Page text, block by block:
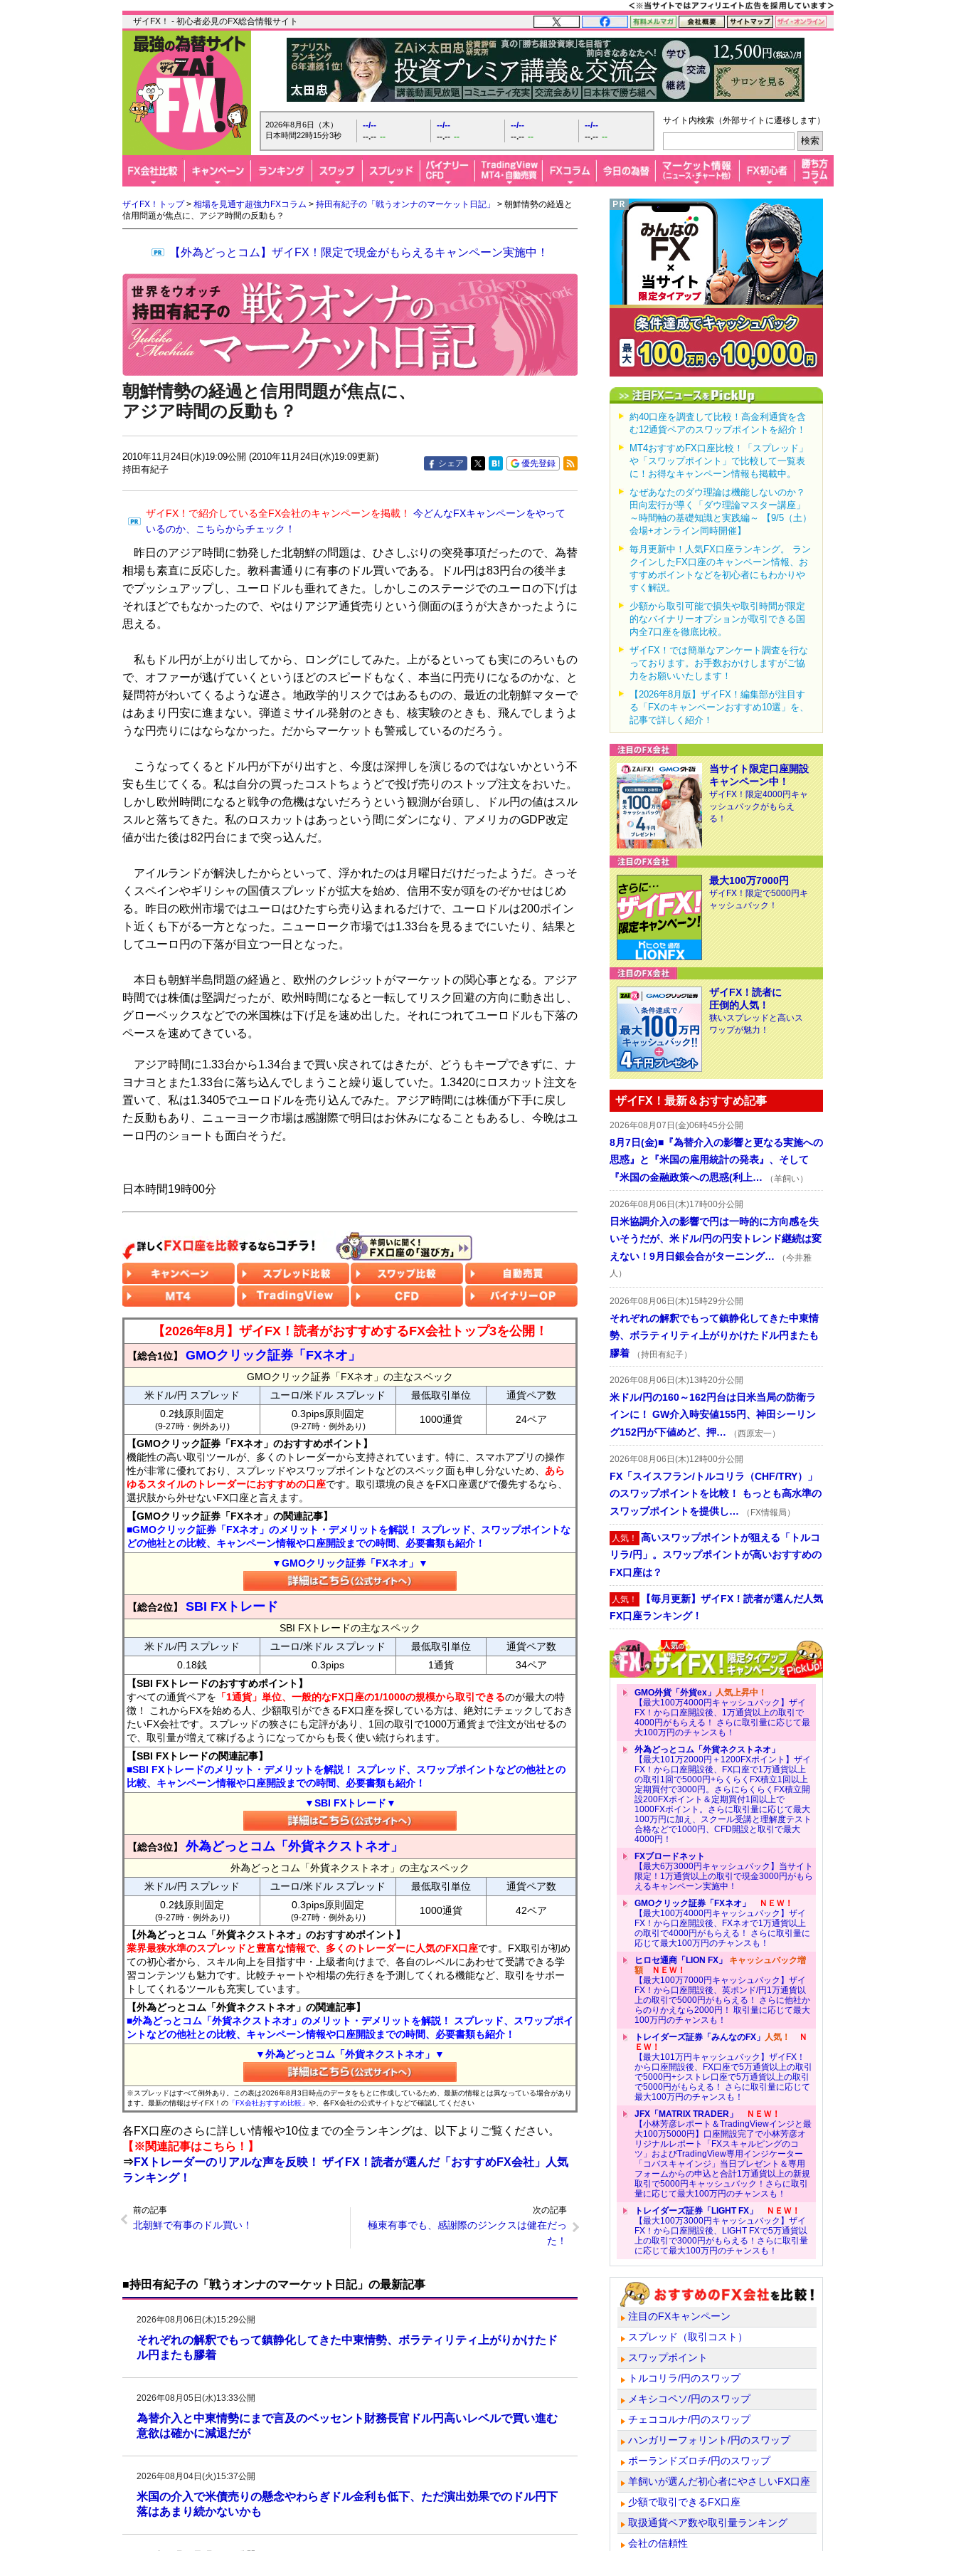
ザイFX！ - 初心者必見のFX総合情報サイト
2026年8月6日（木）
日本時間22時15分5秒
--/--
--.-- --
--/--
--.-- --
--/--
--.-- --
--/--
--.-- --
サイト内検索（外部サイトに遷移します）
ザイFX！トップ> 相場を見通す超強力FXコラム > 持田有紀子の「戦うオンナのマーケット日記」
> 朝鮮情勢の経過と
信用問題が焦点に、アジア時間の反動も？
【外為どっとコム】ザイFX！限定で現金がもらえるキャンペーン実施中！
朝鮮情勢の経過と信用問題が焦点に、
アジア時間の反動も？
2010年11月24日(水)19:09公開 (2010年11月24日(水)19:09更新)
持田有紀子
シェア 優先登録
ザイFX！で紹介している全FX会社のキャンペーンを掲載！
今どんなFXキャンペーンをやって
いるのか、こちらからチェック！
昨日のアジア時間に勃発した北朝鮮の問題は、ひさしぶりの突発事項だったので、為替
相場も素直に反応した。教科書通りに有事のドル買いである。ドル円は83円台の後半ま
でプッシュアップし、ユーロドルも垂れてきた。しかしこのステージでのユーロの下げは
それほどでもなかったので、やはりアジア通貨売りという側面のほうが大きかったように
思える。
私もドル円が上がり出してから、ロングにしてみた。上がるといっても実にのろいもの
で、オファーが逃げていくというほどのスピードもなく、本当に円売りになるのかな、と
疑問符がわいてくるような遅さ。地政学的リスクではあるものの、最近の北朝鮮マターで
はあまり円安に進まない。弾道ミサイル発射のときも、核実験のときも、飛んでしまうよ
うな円売りにはならなかった。だからマーケットも警戒しているのだろう。
こうなってくるとドル円が下がり出すと、今度は深押しを演じるのではないかという不
安も生じてくる。私は自分の買ったコストちょうどで投げ売りのストップ注文をおいた。
しかし欧州時間になると戦争の危機はないだろうという観測が台頭し、ドル円の値はスル
スルと落ちてきた。私のロスカットはあっという間にダンになり、アメリカのGDP改定
値が出た後は82円台にまで突っ込んだ。
アイルランドが解決したからといって、浮かれたのは月曜日だけだったようだ。さっそ
くスペインやギリシャの国債スプレッドが拡大を始め、信用不安が頭をのぞかせはじめ
る。昨日の欧州市場ではユーロはひたすら売り込まれるだけで、ユーロドルは200ポイン
ト近くも下がる一方となった。ニューローク市場では1.33台を見るまでにいたり、結果と
してユーロ円の下落が目立つ一日となった。
本日も朝鮮半島問題の経過と、欧州のクレジットがマーケットの関心事となる。アジア
時間では株価は堅調だったが、欧州時間になると一転してリスク回避の方向に動き出し、
グローベックスなどでの米国株は下げ足を速め出した。それにつれてユーロドルも下落の
ペースを速めてきている。
アジア時間に1.33台から1.34台まで買い戻されてはきたが、どうもキープできずに、ナ
ヨナヨとまた1.33台に落ち込んでしまうこと繰り返していた。1.3420にロスカット注文を
置いて、私は1.3405でユーロドルを売り込んでみた。アジア時間には株価が下手に戻し
た反動もあり、ニューヨーク市場は感謝際で明日はお休みになることもあるし、今晩はユ
ーロ円のショートも面白そうだ。
日本時間19時00分
【2026年8月】ザイFX！読者がおすすめするFX会社トップ3を公開！
【総合1位】 GMOクリック証券「FXネオ」
GMOクリック証券「FXネオ」の主なスペック
米ドル/円 スプレッド
ユーロ/米ドル スプレッド 最低取引単位
通貨ペア数
0.2銭原則固定
(9-27時・例外あり)
0.3pips原則固定
(9-27時・例外あり)
1000通貨 24ペア
【GMOクリック証券「FXネオ」のおすすめポイント】
機能性の高い取引ツールが、多くのトレーダーから支持されています。特に、スマホアプリの操作
性が非常に優れており、スプレッドやスワップポイントなどのスペック面も申し分ないため、 あら
ゆるスタイルのトレーダーにおすすめの口座です。取引環境の良さをFX口座選びで優先するなら、
選択肢から外せないFX口座と言えます。
【GMOクリック証券「FXネオ」の関連記事】
■GMOクリック証券「FXネオ」のメリット・デメリットを解説！ スプレッド、スワップポイントな
どの他社との比較、キャンペーン情報や口座開設までの時間、必要書類も紹介！
▼GMOクリック証券「FXネオ」▼
【総合2位】 SBI FXトレード
SBI FXトレードの主なスペック
米ドル/円 スプレッド
ユーロ/米ドル スプレッド 最低取引単位
通貨ペア数
0.18銭
0.3pips 1通貨
34ペア
【SBI FXトレードのおすすめポイント】
すべての通貨ペアを 「1通貨」単位、一般的なFX口座の1/1000の規模から取引できるのが最大の特
徴！ これからFXを始める人、少額取引ができるFX口座を探している方は、絶対にチェックしておき
たいFX会社です。スプレッドの狭さにも定評があり、1回の取引で1000万通貨まで注文が出せるの
で、取引量が増えて稼げるようになってからも長く使い続けられます。
【SBI FXトレードの関連記事】
■SBI FXトレードのメリット・デメリットを解説！ スプレッド、スワップポイントなどの他社との
比較、キャンペーン情報や口座開設までの時間、必要書類も紹介！
▼SBI FXトレード▼
【総合3位】 外為どっとコム「外貨ネクストネオ」
外為どっとコム「外貨ネクストネオ」の主なスペック
米ドル/円 スプレッド
ユーロ/米ドル スプレッド 最低取引単位
通貨ペア数
0.2銭原則固定
(9-27時・例外あり)
0.3pips原則固定
(9-27時・例外あり)
1000通貨 42ペア
【外為どっとコム「外貨ネクストネオ」のおすすめポイント】
業界最狭水準のスプレッドと豊富な情報で、多くのトレーダーに人気のFX口座です。FX取引が初め
ての初心者から、スキル向上を目指す中・上級者向けまで、各自のレベルにあわせて受講できる学
習コンテンツも魅力です。比較チャートや相場の先行きを予測してくれる機能など、取引をサポー
トしてくれるツールも充実しています。
【外為どっとコム「外貨ネクストネオ」の関連記事】
■外為どっとコム「外貨ネクストネオ」のメリット・デメリットを解説！ スプレッド、スワップポイ
ントなどの他社との比較、キャンペーン情報や口座開設までの時間、必要書類も紹介！
▼外為どっとコム「外貨ネクストネオ」▼
※スプレッドはすべて例外あり。この表は2026年8月3日時点のデータをもとに作成しているため、最新の情報とは異なっている場合があり
ます。最新の情報はザイFX！の 「FX会社おすすめ比較」 や、各FX会社の公式サイトなどで確認してください
各FX口座のさらに詳しい情報や10位までの全ランキングは、以下よりご覧ください。
【※関連記事はこちら！】
⇒FXトレーダーのリアルな声を反映！ ザイFX！読者が選んだ「おすすめFX会社」人気
ランキング！
前の記事
北朝鮮で有事のドル買い！
次の記事
極東有事でも、感謝際のジンクスは健在だっ
た！
■持田有紀子の「戦うオンナのマーケット日記」の最新記事
2026年08月06日(木)15:29公開
それぞれの解釈でもって鎮静化してきた中東情勢、ボラティリティ上がりかけたド
ル円またも膠着
2026年08月05日(水)13:33公開
為替介入と中東情勢にまで言及のベッセント財務長官ドル円高いレベルで買い進む
意欲は確かに減退だが
2026年08月04日(火)15:37公開
米国の介入で米債売りの懸念やわらぎドル金利も低下、ただ演出効果でのドル円下
落はあまり続かないかも
約40口座を調査して比較！高金利通貨を含
む12通貨ペアのスワップポイントを紹介！
MT4おすすめFX口座比較！「スプレッド」
や「スワップポイント」で比較して一覧表
に！お得なキャンペーン情報も掲載中。
なぜあなたのダウ理論は機能しないのか？
田向宏行が導く「ダウ理論マスター講座」
～時間軸の基礎知識と実践編～ 【9/5（土）
会場+オンライン同時開催】
毎月更新中！人気FX口座ランキング。 ラン
クインしたFX口座のキャンペーン情報、お
すすめポイントなどを初心者にもわかりや
すく解説。
少額から取引可能で損失や取引時間が限定
的なバイナリーオプションが取引できる国
内全7口座を徹底比較。
ザイFX！では簡単なアンケート調査を行な
っております。お手数おかけしますがご協
力をお願いいたします！
【2026年8月版】ザイFX！編集部が注目す
る「FXのキャンペーンおすすめ10選」を、
記事で詳しく紹介！
当サイト限定口座開設
キャンペーン中！
ザイFX！限定4000円キャ
ッシュバックがもらえ
る！
最大100万7000円
ザイFX！限定で5000円キ
ャッシュバック！
ザイFX！読者に
圧倒的人気！
狭いスプレッドと高いス
ワップが魅力！
ザイFX！最新＆おすすめ記事
2026年08月07日(金)06時45分公開
8月7日(金)■『為替介入の影響と更なる実施への
思惑』と『米国の雇用統計の発表』、そして
『米国の金融政策への思惑(利上…
（羊飼い）
2026年08月06日(木)17時00分公開
日米協調介入の影響で円は一時的に方向感を失
いそうだが、米ドル/円の円安トレンド継続は変
えない！9月日銀会合がターニング…
（今井雅
人）
2026年08月06日(木)15時29分公開
それぞれの解釈でもって鎮静化してきた中東情
勢、ボラティリティ上がりかけたドル円またも
膠着
（持田有紀子）
2026年08月06日(木)13時20分公開
米ドル/円の160～162円台は日米当局の防衛ラ
インに！ GW介入時安値155円、神田シーリン
グ152円が下値めど、押…
（西原宏一）
2026年08月06日(木)12時00分公開
FX「スイスフラン/トルコリラ（CHF/TRY）」
のスワップポイントを比較！ もっとも高水準の
スワップポイントを提供し…
（FX情報局）
人気！ 高いスワップポイントが狙える「トルコ
リラ/円」。スワップポイントが高いおすすめの
FX口座は？
人気！ 【毎月更新】ザイFX！読者が選んだ人気
FX口座ランキング！
GMO外貨「外貨ex」 人気上昇中！
【最大100万4000円キャッシュバック】ザイ
FX！から口座開設後、1万通貨以上の取引で
4000円がもらえる！ さらに取引量に応じて最
大100万円のチャンスも！
外為どっとコム「外貨ネクストネオ」
【最大101万2000円＋1200FXポイント】ザイ
FX！から口座開設後、FX口座で1万通貨以上
の取引1回で5000円+らくらくFX積立1回以上
定期買付で3000円。さらにらくらくFX積立開
設200FXポイント＆定期買付1回以上で
1000FXポイント。さらに取引量に応じて最大
100万円に加え、スクール受講と理解度テスト
合格などで1000円、CFD開設と取引で最大
4000円！
FXブロードネット
【最大6万3000円キャッシュバック】当サイト
限定！1万通貨以上の取引で現金3000円がもら
えるキャンペーン実施中！
GMOクリック証券「FXネオ」
ＮＥＷ！
【最大100万4000円キャッシュバック】ザイ
FX！から口座開設後、FXネオで1万通貨以上
の取引で4000円がもらえる！ さらに取引量に
応じて最大100万円のチャンスも！
ヒロセ通商「LION FX」 キャッシュバック増
額ＮＥＷ！
【最大100万7000円キャッシュバック】ザイ
FX！から口座開設後、英ポンド/円1万通貨以
上の取引で5000円がもらえる！ さらに他社か
らのりかえなら2000円！ 取引量に応じて最大
100万円のチャンスも！
トレイダーズ証券「みんなのFX」 人気！
Ｎ
ＥＷ！
【最大101万円キャッシュバック】ザイFX！
から口座開設後、FX口座で5万通貨以上の取引
で5000円+シストレ口座で5万通貨以上の取引
で5000円がもらえる！ さらに取引量に応じて
最大100万円のチャンスも！
JFX「MATRIX TRADER」
ＮＥＷ！
【小林芳彦レポート＆TradingViewインジと最
大100万5000円】口座開設完了で小林芳彦オ
リジナルレポート「FXスキャルピングのコ
ツ」およびTradingView専用インジケーター
「コバスキャインジ」当日プレゼント＆専用
フォームからの申込と合計1万通貨以上の新規
取引で5000円キャッシュバック！さらに取引
量に応じて最大100万円のチャンスも！
トレイダーズ証券「LIGHT FX」
ＮＥＷ！
【最大100万3000円キャッシュバック】ザイ
FX！から口座開設後、LIGHT FXで5万通貨以
上の取引で3000円がもらえる！さらに取引量
に応じて最大100万円のチャンスも！
注目のFXキャンペーン
スプレッド（取引コスト）
スワップポイント
トルコリラ/円のスワップ
メキシコペソ/円のスワップ
チェココルナ/円のスワップ
ハンガリーフォリント/円のスワップ
ポーランドズロチ/円のスワップ
羊飼いが選んだ初心者にやさしいFX口座
少額で取引できるFX口座
取扱通貨ペア数や取引量ランキング
会社の信頼性